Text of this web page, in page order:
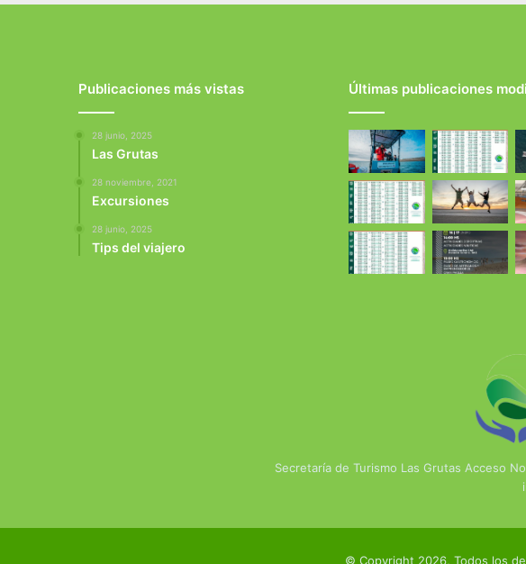
Publicaciones más vistas
28 junio, 2025
Las Grutas
28 noviembre, 2021
Excursiones
28 junio, 2025
Tips del viajero
Últimas publicaciones
Secretaría de Turismo Las Grutas Acceso
© Copyright 2026, Todos los